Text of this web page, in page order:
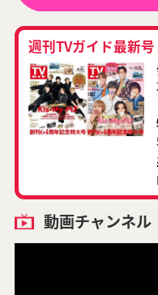
週刊TVガイド最新号
動画チャンネル